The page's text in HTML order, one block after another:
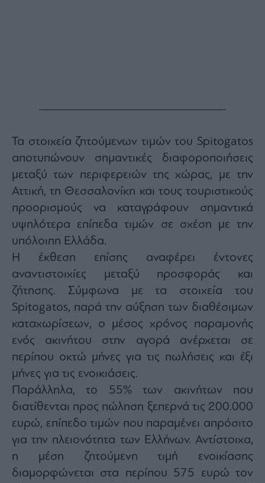
Τα στοιχεία ζητούμενων τιμών του Spitogatos
αποτυπώνουν σημαντικές διαφοροποιήσεις
μεταξύ των περιφερειών της χώρας, με την
Αττική, τη Θεσσαλονίκη και τους τουριστικούς
προορισμούς να καταγράφουν σημαντικά
υψηλότερα επίπεδα τιμών σε σχέση με την
υπόλοιπη Ελλάδα.
Η έκθεση επίσης αναφέρει έντονες
αναντιστοιχίες μεταξύ προσφοράς και
ζήτησης. Σύμφωνα με τα στοιχεία του
Spitogatos, παρά την αύξηση των διαθέσιμων
καταχωρίσεων, ο μέσος χρόνος παραμονής
ενός ακινήτου στην αγορά ανέρχεται σε
περίπου οκτώ μήνες για τις πωλήσεις και έξι
μήνες για τις ενοικιάσεις.
Παράλληλα, το 55% των ακινήτων που
διατίθενται προς πώληση ξεπερνά τις 200.000
ευρώ, επίπεδο τιμών που παραμένει απρόσιτο
για την πλειονότητα των Ελλήνων. Αντίστοιχα,
η μέση ζητούμενη τιμή ενοικίασης
διαμορφώνεται στα περίπου 575 ευρώ τον